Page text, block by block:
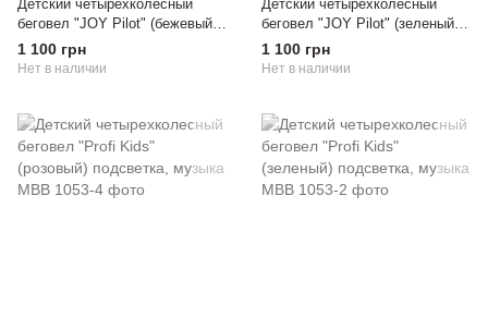
Детский четырехколесный
беговел "JOY Pilot" (бежевый)
подсветка, музыка
1 100 грн
Нет в наличии
Детский четырехколесный
беговел "JOY Pilot" (зеленый)
подсветка, музыка
1 100 грн
Нет в наличии